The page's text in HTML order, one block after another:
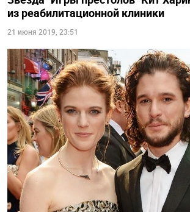
из реабилитационной клиники
21 июня 2019, 23:51